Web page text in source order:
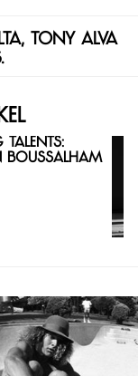
Tony Alva
Talents:
Boussalham